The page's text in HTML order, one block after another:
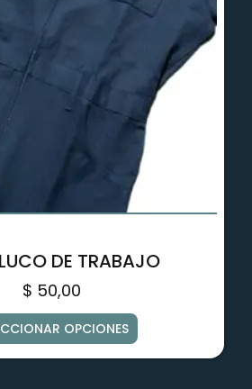
DE TRABAJO
$ 50,00
OPCIONES